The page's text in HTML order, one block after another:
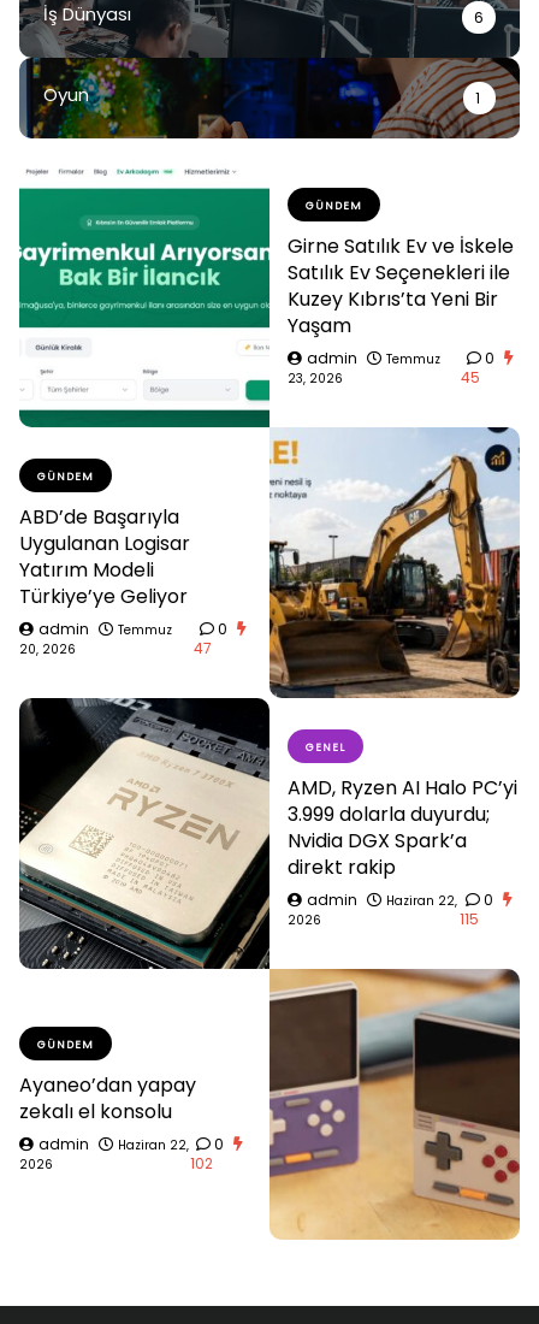
İş Dünyası 6
Oyun 1
GÜNDEM
Girne Satılık Ev ve İskele
Satılık Ev Seçenekleri ile
Kuzey Kıbrıs’ta Yeni Bir
Yaşam
admin
Temmuz
23, 2026
0
45
GÜNDEM
ABD’de Başarıyla
Uygulanan Logisar
Yatırım Modeli
Türkiye’ye Geliyor
admin
Temmuz
20, 2026
0
47
GENEL
AMD, Ryzen AI Halo PC’yi
3.999 dolarla duyurdu;
Nvidia DGX Spark’a
direkt rakip
admin
Haziran 22,
2026
0
115
GÜNDEM
Ayaneo’dan yapay
zekalı el konsolu
admin
Haziran 22,
2026
0
102